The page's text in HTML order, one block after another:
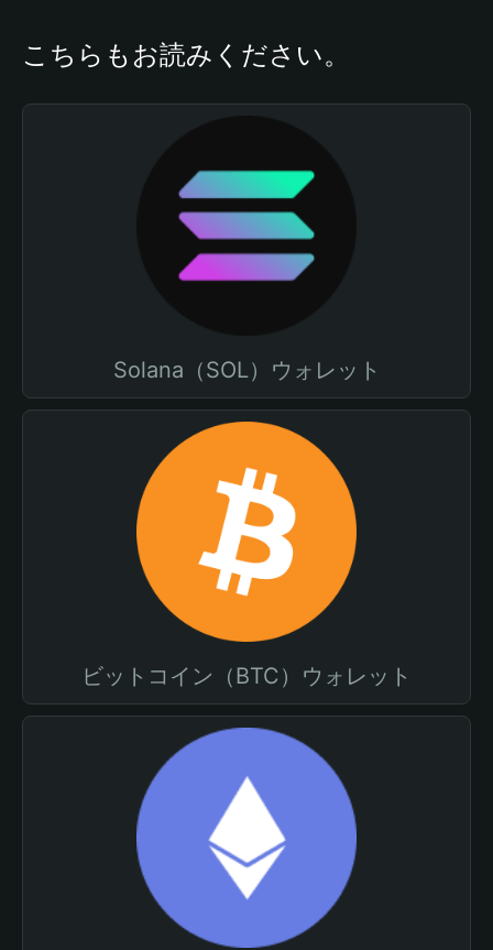
こちらもお読みください。
Solana（SOL）ウォレット
ビットコイン（BTC）ウォレット